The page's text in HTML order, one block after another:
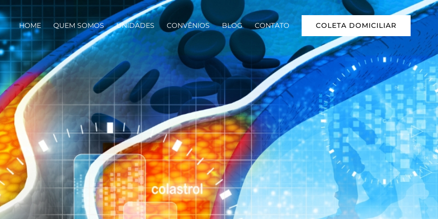
HOME QUEM SOMOS UNIDADES CONVÊNIOS BLOG CONTATO COLETA DOMICILIAR